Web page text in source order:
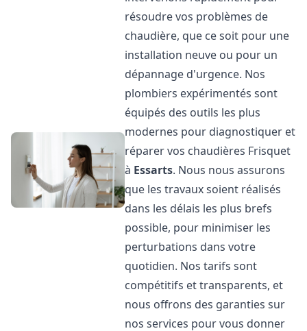
résoudre vos problèmes de
chaudière, que ce soit pour une
installation neuve ou pour un
dépannage d'urgence. Nos
plombiers expérimentés sont
équipés des outils les plus
modernes pour diagnostiquer et
réparer vos chaudières Frisquet
à Essarts. Nous nous assurons
que les travaux soient réalisés
dans les délais les plus brefs
possible, pour minimiser les
perturbations dans votre
quotidien. Nos tarifs sont
compétitifs et transparents, et
nous offrons des garanties sur
nos services pour vous donner